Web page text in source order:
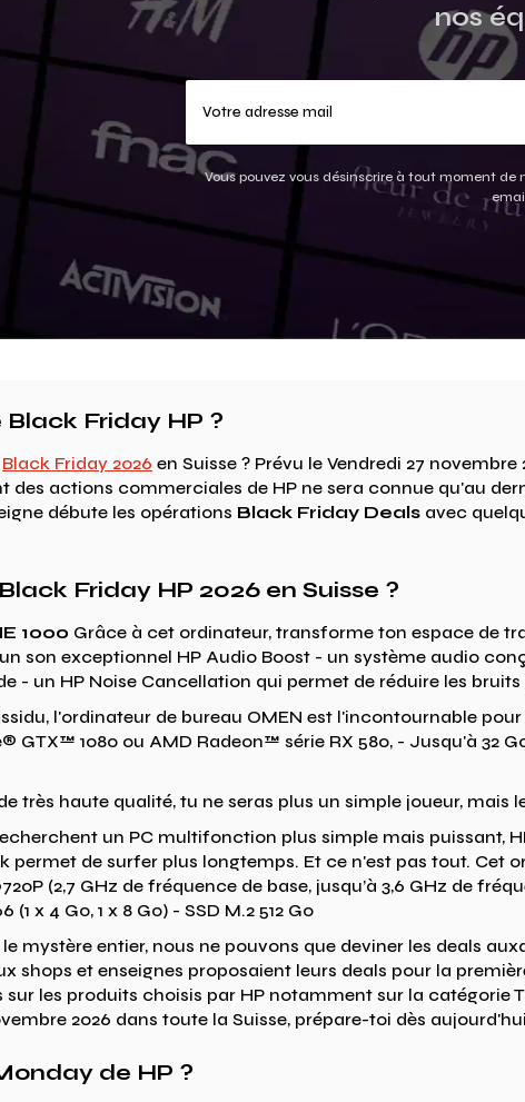
nos
Vous pouvez vous désinscrire à tout moment de
Friday HP ?
Black Friday 2026 en Suisse ? Prévu le Vendredi 27
des actions commerciales de HP ne sera connue qu'au
débute les opérations Black Friday Deals avec
Friday HP 2026 en Suisse ?
1000 Grâce à cet ordinateur, transforme ton espace de
son exceptionnel HP Audio Boost - un système audio
- un HP Noise Cancellation qui permet de réduire les bruits
l'ordinateur de bureau OMEN est l'incontournable
GTX™ 1080 ou AMD Radeon™ série RX 580, - Jusqu'à 32
très haute qualité, tu ne seras plus un simple joueur, mais
un PC multifonction plus simple mais puissant,
permet de surfer plus longtemps. Et ce n'est pas tout. Cet
(2,7 GHz de fréquence de base, jusqu’à 3,6 GHz de
(1 x 4 Go, 1 x 8 Go) - SSD M.2 512 Go
le mystère entier, nous ne pouvons que deviner les deals
shops et enseignes proposaient leurs deals pour la
sur les produits choisis par HP notamment sur la
2026 dans toute la Suisse, prépare-toi dès
de HP ?